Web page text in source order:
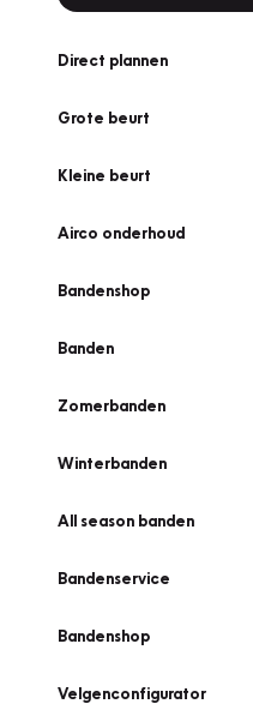
Direct plannen
Grote beurt
Kleine beurt
Airco onderhoud
Bandenshop
Banden
Zomerbanden
Winterbanden
All season banden
Bandenservice
Bandenshop
Velgenconfigurator